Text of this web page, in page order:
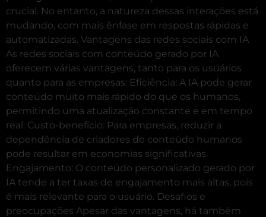
crucial. No entanto, a natureza dessas interações está
mudando, com mais ênfase em respostas rápidas e
automatizadas. Vantagens das redes sociais com IA
As redes sociais com conteúdo gerado por IA
oferecem várias vantagens, tanto para os usuários
quanto para as empresas: Eficiência: A IA pode gerar
conteúdo muito mais rápido do que os humanos,
permitindo uma atualização constante e em tempo
real. Custo-benefício: Para empresas, reduzir a
dependência de criadores de conteúdo humanos
pode resultar em economias significativas.
Engajamento: O conteúdo personalizado gerado por
IA tende a ter taxas de engajamento mais altas, pois
é mais relevante para o usuário. Desafios e
preocupações Apesar das vantagens, há também